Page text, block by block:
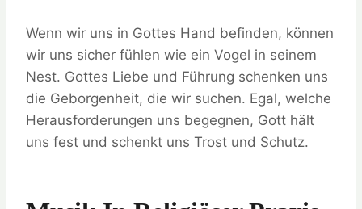
Wenn wir uns in Gottes Hand befinden, können
wir uns sicher fühlen wie ein Vogel in seinem
Nest. Gottes Liebe und Führung schenken uns
die Geborgenheit, die wir suchen. Egal, welche
Herausforderungen uns begegnen, Gott hält
uns fest und schenkt uns Trost und Schutz.